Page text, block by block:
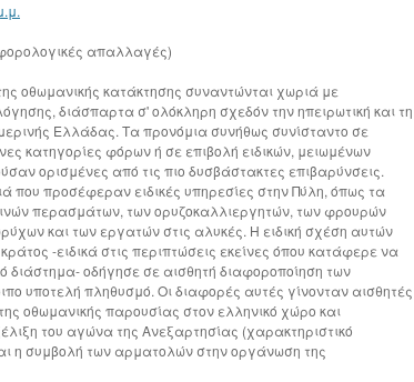
απαλλαγές)
οθωμανικής κατάκτησης συναντώνται χωριά με
διάσπαρτα σ' ολόκληρη σχεδόν την ηπειρωτική και τη
Ελλάδας. Tα προνόμια συνήθως συνίσταντο σε
κατηγορίες φόρων ή σε επιβολή ειδικών, μειωμένων
ορισμένες από τις πιο δυσβάστακτες επιβαρύνσεις.
που προσέφεραν ειδικές υπηρεσίες στην Πύλη, όπως τα
περασμάτων, των ορυζοκαλλιεργητών, των φρουρών
και των εργατών στις αλυκές. H ειδική σχέση αυτών
-ειδικά στις περιπτώσεις εκείνες όπου κατάφερε να
διάστημα- οδήγησε σε αισθητή διαφοροποίηση των
υποτελή πληθυσμό. Oι διαφορές αυτές γίνονταν αισθητές
οθωμανικής παρουσίας στον ελληνικό χώρο και
του αγώνα της Aνεξαρτησίας (χαρακτηριστικό
η συμβολή των αρματολών στην οργάνωση της